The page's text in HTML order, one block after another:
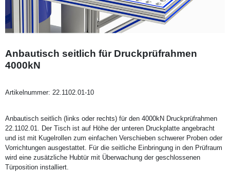
Anbautisch seitlich für Druckprüfrahmen
4000kN
Artikelnummer: 22.1102.01-10
Anbautisch seitlich (links oder rechts) für den 4000kN Druckprüfrahmen
22.1102.01. Der Tisch ist auf Höhe der unteren Druckplatte angebracht
und ist mit Kugelrollen zum einfachen Verschieben schwerer Proben oder
Vorrichtungen ausgestattet. Für die seitliche Einbringung in den Prüfraum
wird eine zusätzliche Hubtür mit Überwachung der geschlossenen
Türposition installiert.